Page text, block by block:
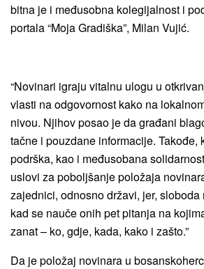
bitna je i međusobna kolegijalnost i
portala “Moja Gradiška”, Milan Vujić.
“Novinari igraju vitalnu ulogu u
vlasti na odgovornost kako na
nivou. Njihov posao je da građani
tačne i pouzdane informacije. Takođe,
podrška, kao i međusobana
uslovi za poboljšanje položaja
zajednici, odnosno državi, jer,
kad se nauče onih pet pitanja na
zanat – ko, gdje, kada, kako i zašto.”
Da je položaj novinara u